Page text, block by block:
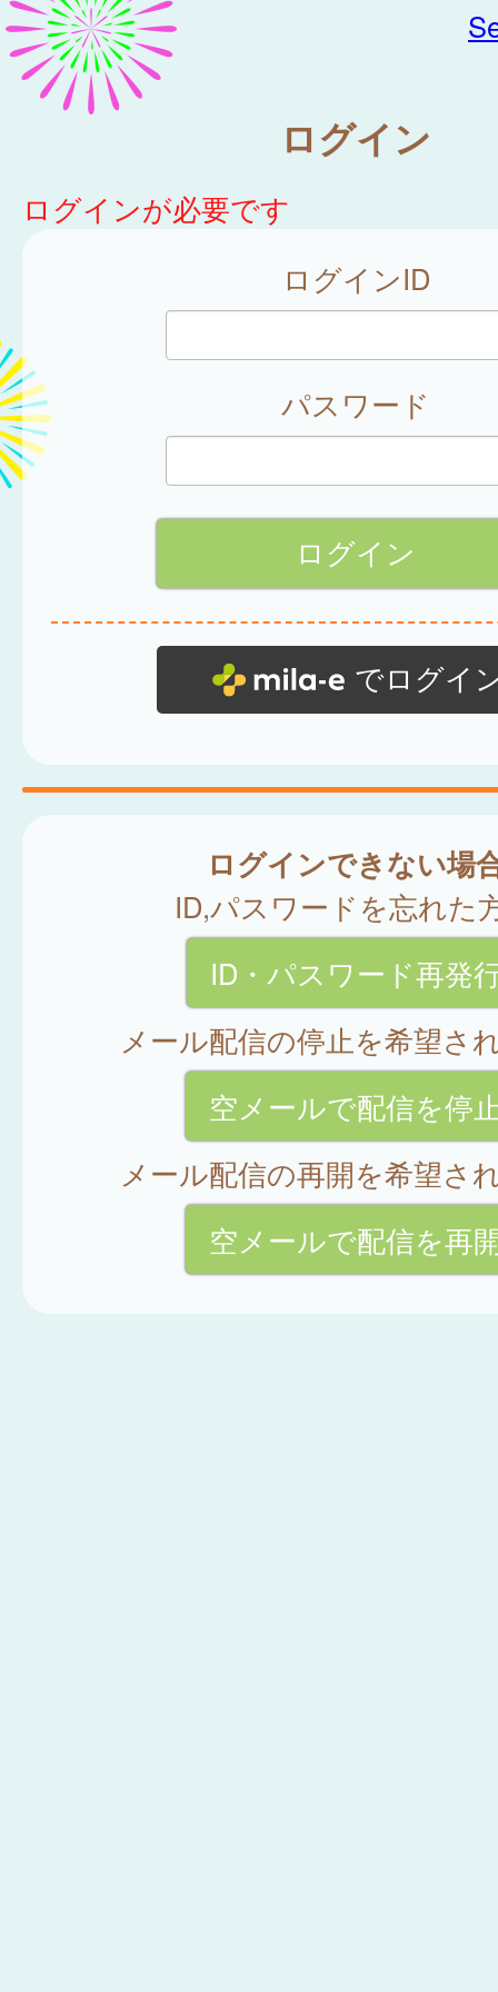
ログイン
ログインが必要です
ログインID
パスワード
でログイ
ログインできない場
ID,パスワードを忘れた
ID・パスワード再発
メール配信の停止を希望さ
空メールで配信を停
メール配信の再開を希望さ
空メールで配信を再